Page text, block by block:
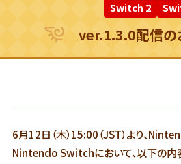
Switch 2
ver.1.3.0配信の
6月12日（木）15:00（JST）より、
Nintendo Switchにおいて、以下の内